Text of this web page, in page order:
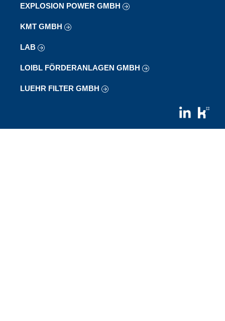
EXPLOSION POWER GMBH
KMT GMBH
LAB
LOIBL FÖRDERANLAGEN GMBH
LUEHR FILTER GMBH